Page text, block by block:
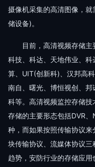
摄像机采集的高清图像，
储设备)。
目前，高清视频存储主
科技、科达、天地伟业、
算、UIT(创新科)、汉邦高
南自、曙光、博恒视创、
科等。高清视频监控存储
存储的主要形态包括DVR
种，而如果按照传输协议
块传输协议、流媒体协议
趋势，安防行业的存储应用